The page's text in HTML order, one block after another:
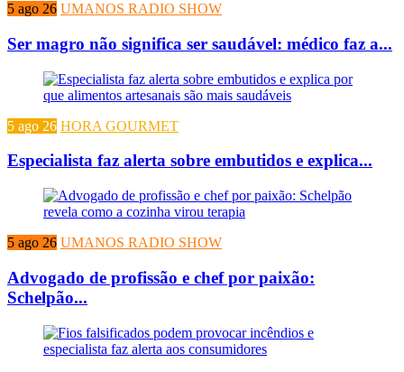
5 ago 26 UMANOS RADIO SHOW
Ser magro não significa ser saudável: médico faz a...
5 ago 26 HORA GOURMET
Especialista faz alerta sobre embutidos e explica...
5 ago 26 UMANOS RADIO SHOW
Advogado de profissão e chef por paixão:
Schelpão...